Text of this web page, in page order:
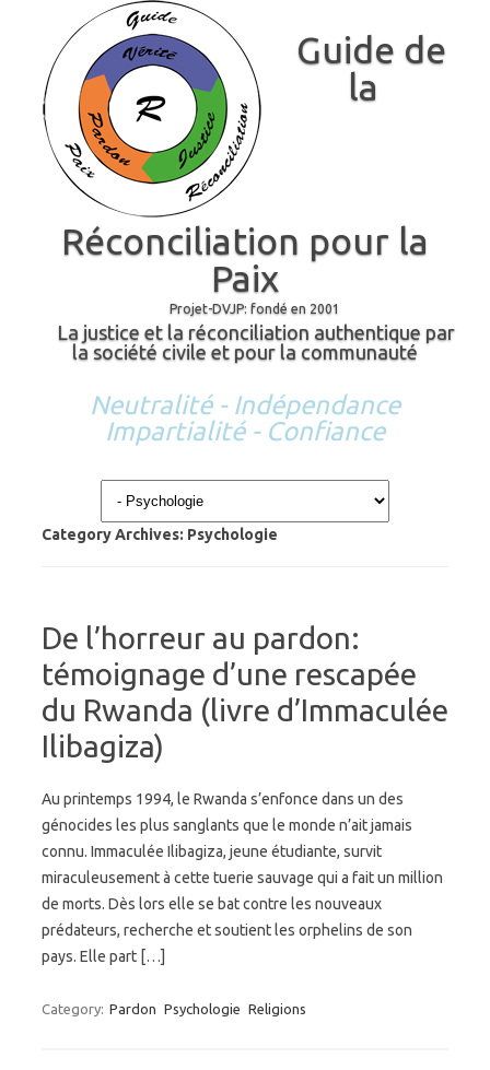
Guide de
la
Réconciliation pour la
Paix
Projet-DVJP: fondé en 2001
La justice et la réconciliation authentique par
la société civile et pour la communauté
Neutralité - Indépendance
Impartialité - Confiance
Skip to content
Category Archives: Psychologie
De l’horreur au pardon:
témoignage d’une rescapée
du Rwanda (livre d’Immaculée
Ilibagiza)
Au printemps 1994, le Rwanda s’enfonce dans un des
génocides les plus sanglants que le monde n’ait jamais
connu. Immaculée Ilibagiza, jeune étudiante, survit
miraculeusement à cette tuerie sauvage qui a fait un million
de morts. Dès lors elle se bat contre les nouveaux
prédateurs, recherche et soutient les orphelins de son
pays. Elle part […]
Category: Pardon Psychologie Religions